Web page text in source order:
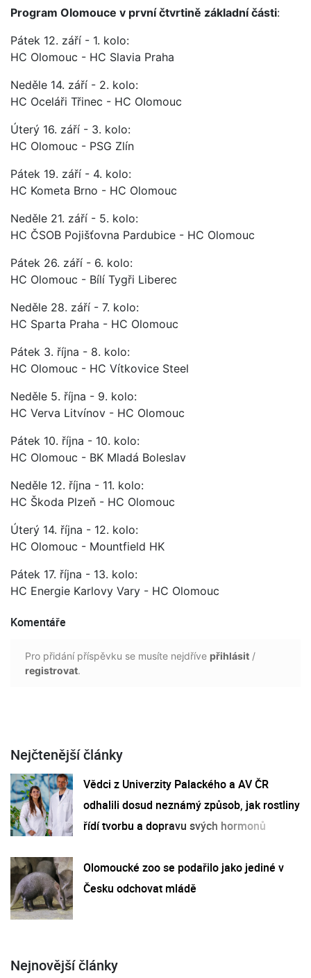
Program Olomouce v první čtvrtině základní části:
Pátek 12. září - 1. kolo:
HC Olomouc - HC Slavia Praha
Neděle 14. září - 2. kolo:
HC Oceláři Třinec - HC OIomouc
Úterý 16. září - 3. kolo:
HC Olomouc - PSG Zlín
Pátek 19. září - 4. kolo:
HC Kometa Brno - HC Olomouc
Neděle 21. září - 5. kolo:
HC ČSOB Pojišťovna Pardubice - HC Olomouc
Pátek 26. září - 6. kolo:
HC Olomouc - Bílí Tygři Liberec
Neděle 28. září - 7. kolo:
HC Sparta Praha - HC Olomouc
Pátek 3. října - 8. kolo:
HC Olomouc - HC Vítkovice Steel
Neděle 5. října - 9. kolo:
HC Verva Litvínov - HC Olomouc
Pátek 10. října - 10. kolo:
HC Olomouc - BK Mladá Boleslav
Neděle 12. října - 11. kolo:
HC Škoda Plzeň - HC Olomouc
Úterý 14. října - 12. kolo:
HC Olomouc - Mountfield HK
Pátek 17. října - 13. kolo:
HC Energie Karlovy Vary - HC Olomouc
Komentáře
Pro přidání příspěvku se musíte nejdříve přihlásit /
registrovat.
Nejčtenější články
Vědci z Univerzity Palackého a AV ČR
odhalili dosud neznámý způsob, jak rostliny
řídí tvorbu a dopravu svých hormonů
Olomoucké zoo se podařilo jako jediné v
Česku odchovat mládě
Nejnovější články